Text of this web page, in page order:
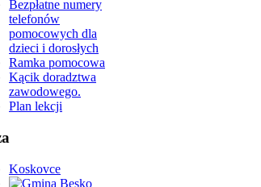
Bezpłatne numery
telefonów
pomocowych dla
dzieci i dorosłych
Ramka pomocowa
Kącik doradztwa
zawodowego.
Plan lekcji
Koskovce